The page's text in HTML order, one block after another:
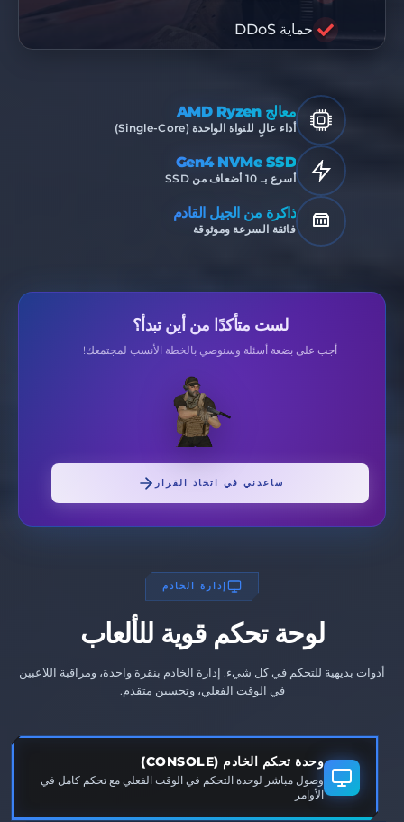
حماية DDoS
معالج AMD Ryzen
أداء عالٍ للنواة الواحدة (Single-Core)
Gen4 NVMe SSD
أسرع بـ 10 أضعاف من SSD
ذاكرة من الجيل القادم
فائقة السرعة وموثوقة
لست متأكدًا من أين تبدأ؟
أجب على بضعة أسئلة وسنوصي بالخطة الأنسب لمجتمعك!
ساعدني في اتخاذ القرار
إدارة الخادم
لوحة تحكم قوية للألعاب
أدوات بديهية للتحكم في كل شيء. إدارة الخادم بنقرة واحدة، ومراقبة اللاعبين
في الوقت الفعلي، وتحسين متقدم.
وحدة تحكم الخادم (CONSOLE)
وصول مباشر لوحدة التحكم في الوقت الفعلي مع تحكم كامل في
الأوامر